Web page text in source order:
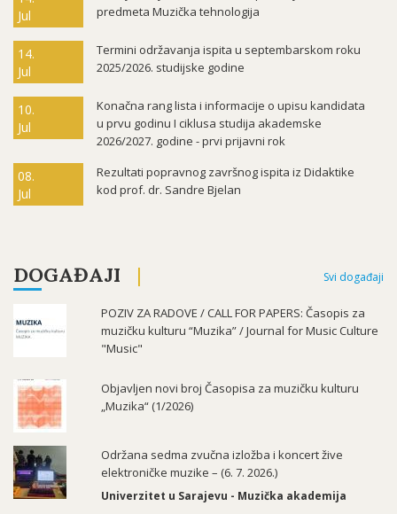
Jul
predmeta Muzička tehnologija
14.
Jul
Termini održavanja ispita u septembarskom roku
2025/2026. studijske godine
10.
Jul
Konačna rang lista i informacije o upisu kandidata
u prvu godinu I ciklusa studija akademske
2026/2027. godine - prvi prijavni rok
08.
Jul
Rezultati popravnog završnog ispita iz Didaktike
kod prof. dr. Sandre Bjelan
Svi događaji
DOGAĐAJI
POZIV ZA RADOVE / CALL FOR PAPERS: Časopis za
muzičku kulturu “Muzika” / Journal for Music Culture
"Music"
Objavljen novi broj Časopisa za muzičku kulturu
„Muzika“ (1/2026)
Održana sedma zvučna izložba i koncert žive
elektroničke muzike – (6. 7. 2026.)
Univerzitet u Sarajevu - Muzička akademija